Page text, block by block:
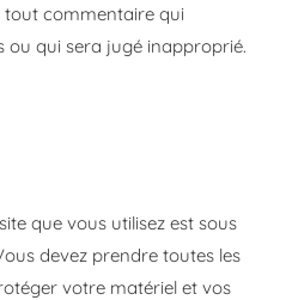
tout commentaire qui
ou qui sera jugé inapproprié.
que vous utilisez est sous
devez prendre toutes les
votre matériel et vos